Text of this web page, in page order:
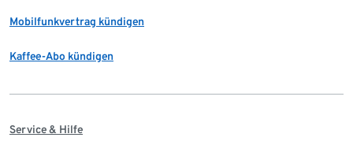
Mobilfunkvertrag kündigen
Kaffee-Abo kündigen
Service & Hilfe